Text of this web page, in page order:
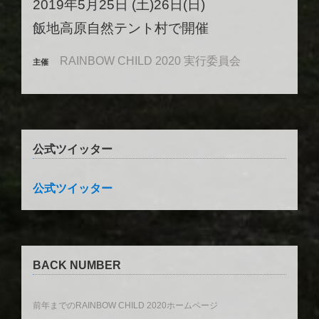
2019年5月25日 (土)26日(日)
飯地高原自然テント村で開催
主催 RAINBOW CHILD 2020 実行委員会
公式ツイッター
公式ツイッター
BACK NUMBER
前年までのRAINBOW CHILD 2020ホームページ